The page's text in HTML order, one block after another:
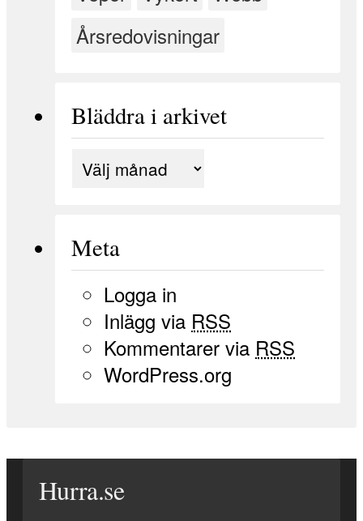
Årsredovisningar
Bläddra i arkivet
Meta
Logga in
Inlägg via RSS
Kommentarer via RSS
WordPress.org
Hurra.se